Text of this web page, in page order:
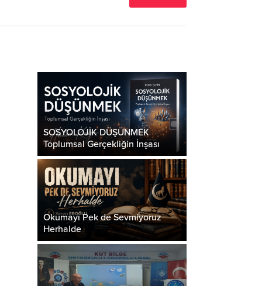
SOSYOLOJİK DÜŞÜNMEK
Toplumsal Gerçekliğin İnşası
Okumayı Pek de Sevmiyoruz
Herhalde